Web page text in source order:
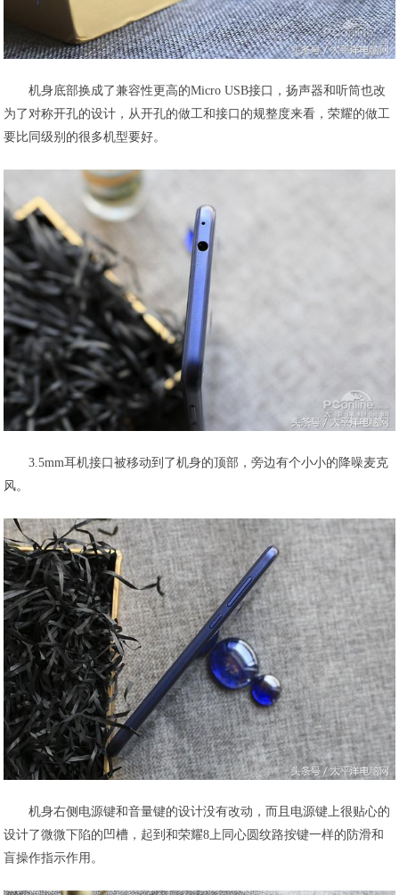
机身底部换成了兼容性更高的Micro USB接口，扬声器和听筒也改
为了对称开孔的设计，从开孔的做工和接口的规整度来看，荣耀的做工
要比同级别的很多机型要好。
3.5mm耳机接口被移动到了机身的顶部，旁边有个小小的降噪麦克
风。
机身右侧电源键和音量键的设计没有改动，而且电源键上很贴心的
设计了微微下陷的凹槽，起到和荣耀8上同心圆纹路按键一样的防滑和
盲操作指示作用。